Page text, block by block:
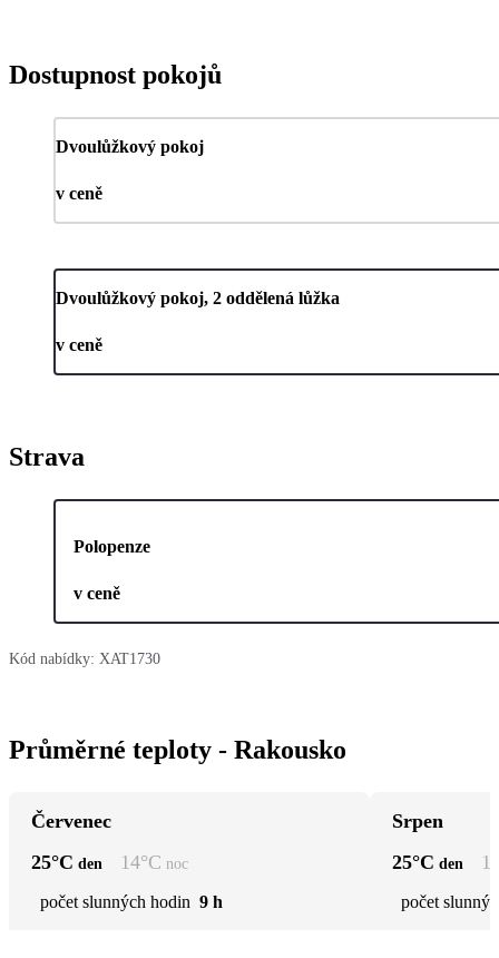
Dostupnost pokojů
Dvoulůžkový pokoj
v ceně
Dvoulůžkový pokoj, 2 oddělená lůžka
v ceně
Strava
Polopenze
v ceně
Kód nabídky: XAT1730
Průměrné teploty - Rakousko
Červenec
25°C den 14°C noc
počet slunných hodin 9 h
Srpen
25°C den
počet